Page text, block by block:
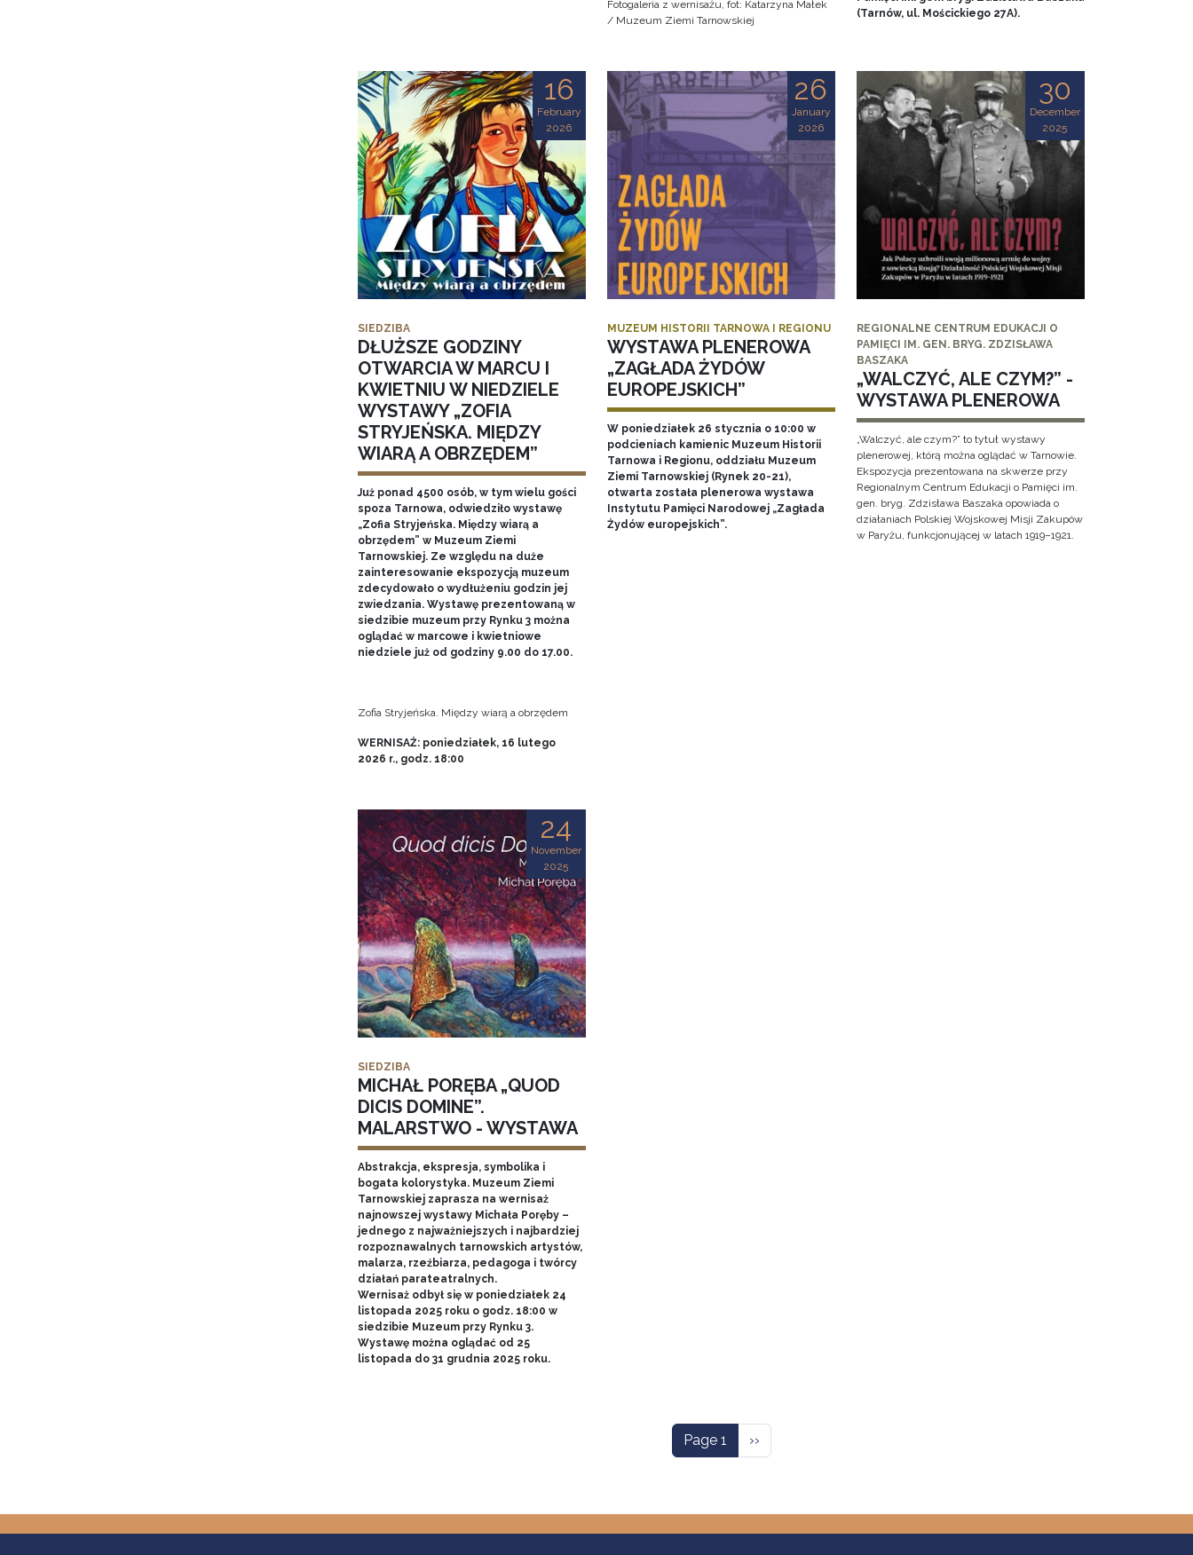
Fotogaleria z wernisażu, fot: Katarzyna Małek
/ Muzeum Ziemi Tarnowskiej
(Tarnów, ul. Mościckiego 27A).
16
February
2026
SIEDZIBA
DŁUŻSZE GODZINY
OTWARCIA W MARCU I
KWIETNIU W NIEDZIELE
WYSTAWY „ZOFIA
STRYJEŃSKA. MIĘDZY
WIARĄ A OBRZĘDEM”
Już ponad 4500 osób, w tym wielu gości
spoza Tarnowa, odwiedziło wystawę
„Zofia Stryjeńska. Między wiarą a
obrzędem” w Muzeum Ziemi
Tarnowskiej. Ze względu na duże
zainteresowanie ekspozycją muzeum
zdecydowało o wydłużeniu godzin jej
zwiedzania. Wystawę prezentowaną w
siedzibie muzeum przy Rynku 3 można
oglądać w marcowe i kwietniowe
niedziele już od godziny 9.00 do 17.00.
Zofia Stryjeńska. Między wiarą a obrzędem
WERNISAŻ: poniedziałek, 16 lutego
2026 r., godz. 18:00
26
January
2026
MUZEUM HISTORII TARNOWA I REGIONU
WYSTAWA PLENEROWA
„ZAGŁADA ŻYDÓW
EUROPEJSKICH”
W poniedziałek 26 stycznia o 10:00 w
podcieniach kamienic Muzeum Historii
Tarnowa i Regionu, oddziału Muzeum
Ziemi Tarnowskiej (Rynek 20-21),
otwarta została plenerowa wystawa
Instytutu Pamięci Narodowej „Zagłada
Żydów europejskich”.
30
December
2025
REGIONALNE CENTRUM EDUKACJI O
PAMIĘCI IM. GEN. BRYG. ZDZISŁAWA
BASZAKA
„WALCZYĆ, ALE CZYM?” -
WYSTAWA PLENEROWA
„Walczyć, ale czym?” to tytuł wystawy
plenerowej, którą można oglądać w Tarnowie.
Ekspozycja prezentowana na skwerze przy
Regionalnym Centrum Edukacji o Pamięci im.
gen. bryg. Zdzisława Baszaka opowiada o
działaniach Polskiej Wojskowej Misji Zakupów
w Paryżu, funkcjonującej w latach 1919–1921.
24
November
2025
SIEDZIBA
MICHAŁ PORĘBA „QUOD
DICIS DOMINE”.
MALARSTWO - WYSTAWA
Abstrakcja, ekspresja, symbolika i
bogata kolorystyka. Muzeum Ziemi
Tarnowskiej zaprasza na wernisaż
najnowszej wystawy Michała Poręby –
jednego z najważniejszych i najbardziej
rozpoznawalnych tarnowskich artystów,
malarza, rzeźbiarza, pedagoga i twórcy
działań parateatralnych.
Wernisaż odbył się w poniedziałek 24
listopada 2025 roku o godz. 18:00 w
siedzibie Muzeum przy Rynku 3.
Wystawę można oglądać od 25
listopada do 31 grudnia 2025 roku.
Page 1 Next page
››